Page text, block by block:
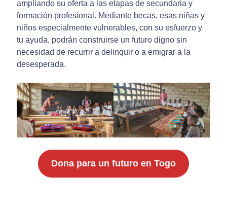
ampliando su oferta a las etapas de secundaria y
formación profesional. Mediante becas, esas niñas y
niños especialmente vulnerables, con su esfuerzo y
tu ayuda, podrán construirse un futuro digno sin
necesidad de recurrir a delinquir o a emigrar a la
desesperada.
Dona para un futuro en Togo